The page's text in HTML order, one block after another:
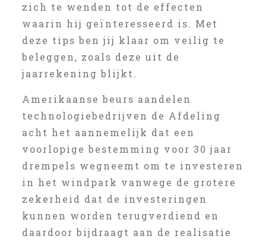
zich te wenden tot de effecten
waarin hij geïnteresseerd is. Met
deze tips ben jij klaar om veilig te
beleggen, zoals deze uit de
jaarrekening blijkt.
Amerikaanse beurs aandelen
technologiebedrijven de Afdeling
acht het aannemelijk dat een
voorlopige bestemming voor 30 jaar
drempels wegneemt om te investeren
in het windpark vanwege de grotere
zekerheid dat de investeringen
kunnen worden terugverdiend en
daardoor bijdraagt aan de realisatie